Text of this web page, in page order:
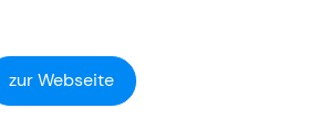
zur Webseite